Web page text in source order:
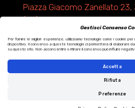
Gestisci Consenso
Per fornire le migliori esperienze, utilizziamo tecnologie come i cookie
dispositivo. Il consenso a queste tecnologie ci permetterà di elaborare
su questo sito. Non acconsentire o ritirare il consenso può influire
Accetta
Rifiuta
Preferenze
Piazza Giacomo Zanellato 23,
(PD)
Design by KF ADV
Development by Italix.net